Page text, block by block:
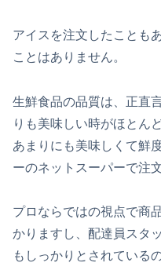
アイスを注文したことも
ことはありません。
生鮮食品の品質は、正直
りも美味しい時がほとんど
あまりにも美味しくて鮮
ーのネットスーパーで注
プロならではの視点で商
かりますし、配達員スタ
もしっかりとされている